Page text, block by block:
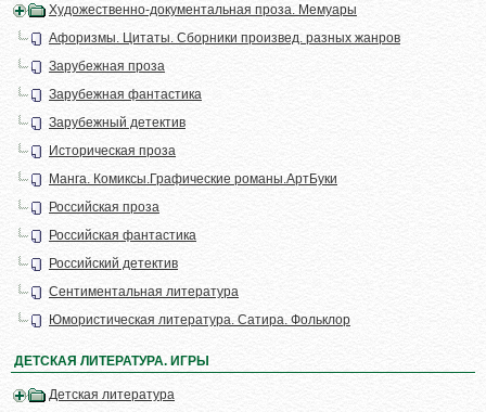
Художественно-документальная проза. Мемуары
Афоризмы. Цитаты. Сборники произвед. разных жанров
Зарубежная проза
Зарубежная фантастика
Зарубежный детектив
Историческая проза
Манга. Комиксы.Графические романы.АртБуки
Российская проза
Российская фантастика
Российский детектив
Сентиментальная литература
Юмористическая литература. Сатира. Фольклор
ДЕТСКАЯ ЛИТЕРАТУРА. ИГРЫ
Детская литература